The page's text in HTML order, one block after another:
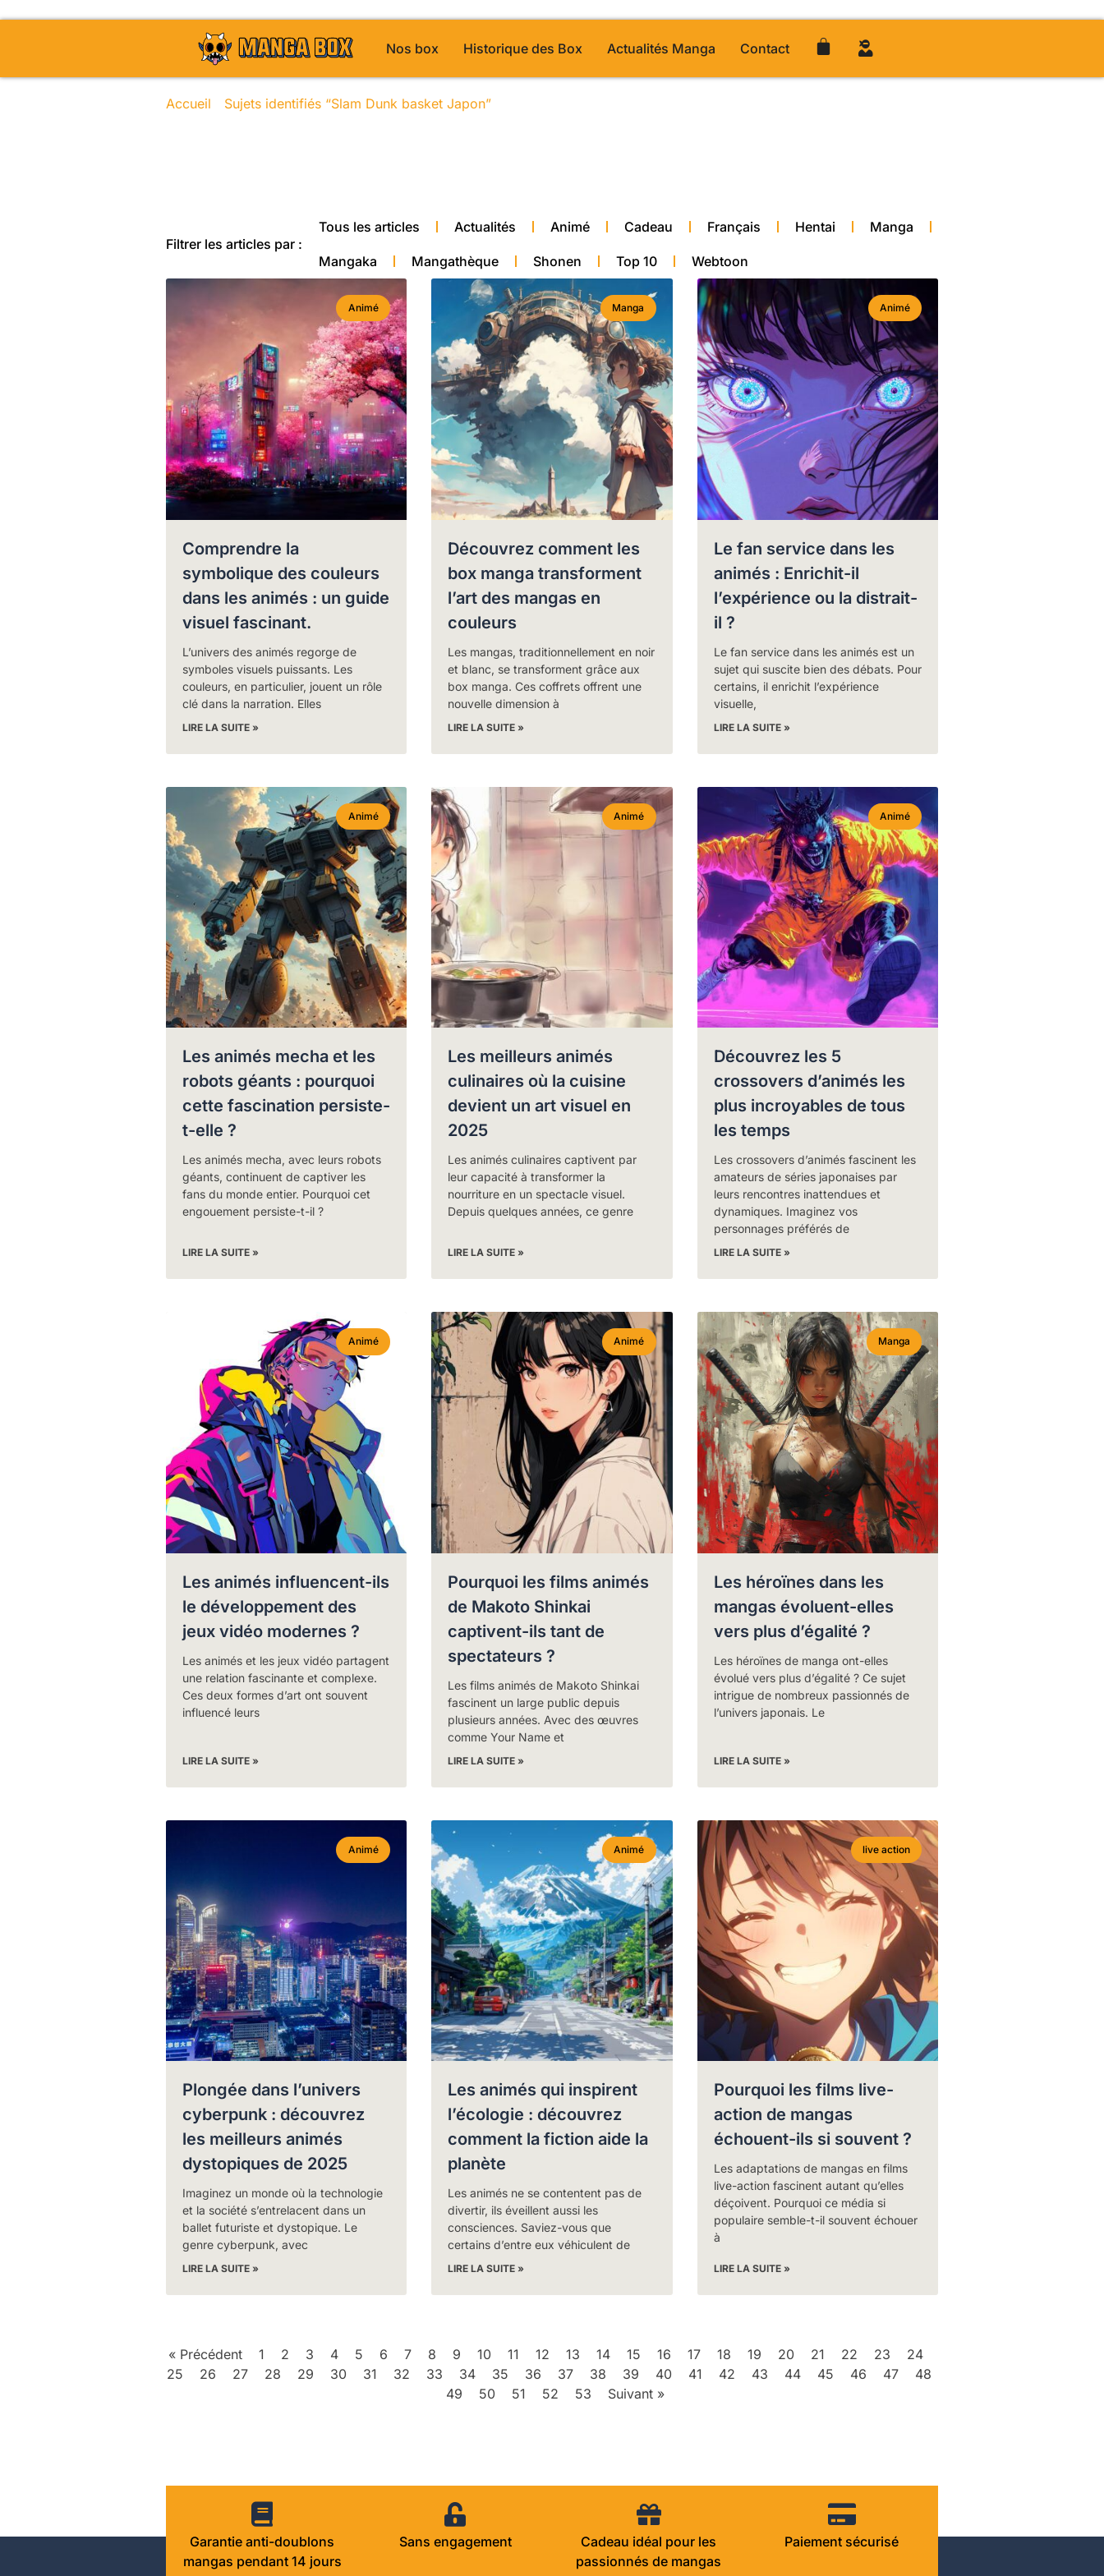
Nos box Historique des Box Actualités Manga Contact
Accueil Sujets identifiés “Slam Dunk basket Japon”/ Page 32
Filtrer les articles par :
Tous les articles Actualités Animé Cadeau Français Hentai Manga
Mangaka Mangathèque Shonen Top 10 Webtoon
Animé
Comprendre la
symbolique des couleurs
dans les animés : un guide
visuel fascinant.
L’univers des animés regorge de
symboles visuels puissants. Les
couleurs, en particulier, jouent un rôle
clé dans la narration. Elles
LIRE LA SUITE »
Manga
Découvrez comment les
box manga transforment
l’art des mangas en
couleurs
Les mangas, traditionnellement en noir
et blanc, se transforment grâce aux
box manga. Ces coffrets offrent une
nouvelle dimension à
LIRE LA SUITE »
Animé
Le fan service dans les
animés : Enrichit-il
l’expérience ou la distrait-
il ?
Le fan service dans les animés est un
sujet qui suscite bien des débats. Pour
certains, il enrichit l’expérience
visuelle,
LIRE LA SUITE »
Animé
Les animés mecha et les
robots géants : pourquoi
cette fascination persiste-
t-elle ?
Les animés mecha, avec leurs robots
géants, continuent de captiver les
fans du monde entier. Pourquoi cet
engouement persiste-t-il ?
LIRE LA SUITE »
Animé
Les meilleurs animés
culinaires où la cuisine
devient un art visuel en
2025
Les animés culinaires captivent par
leur capacité à transformer la
nourriture en un spectacle visuel.
Depuis quelques années, ce genre
LIRE LA SUITE »
Animé
Découvrez les 5
crossovers d’animés les
plus incroyables de tous
les temps
Les crossovers d’animés fascinent les
amateurs de séries japonaises par
leurs rencontres inattendues et
dynamiques. Imaginez vos
personnages préférés de
LIRE LA SUITE »
Animé
Les animés influencent-ils
le développement des
jeux vidéo modernes ?
Les animés et les jeux vidéo partagent
une relation fascinante et complexe.
Ces deux formes d’art ont souvent
influencé leurs
LIRE LA SUITE »
Animé
Pourquoi les films animés
de Makoto Shinkai
captivent-ils tant de
spectateurs ?
Les films animés de Makoto Shinkai
fascinent un large public depuis
plusieurs années. Avec des œuvres
comme Your Name et
LIRE LA SUITE »
Manga
Les héroïnes dans les
mangas évoluent-elles
vers plus d’égalité ?
Les héroïnes de manga ont-elles
évolué vers plus d’égalité ? Ce sujet
intrigue de nombreux passionnés de
l’univers japonais. Le
LIRE LA SUITE »
Animé
Plongée dans l’univers
cyberpunk : découvrez
les meilleurs animés
dystopiques de 2025
Imaginez un monde où la technologie
et la société s’entrelacent dans un
ballet futuriste et dystopique. Le
genre cyberpunk, avec
LIRE LA SUITE »
Animé
Les animés qui inspirent
l’écologie : découvrez
comment la fiction aide la
planète
Les animés ne se contentent pas de
divertir, ils éveillent aussi les
consciences. Saviez-vous que
certains d’entre eux véhiculent de
LIRE LA SUITE »
live action
Pourquoi les films live-
action de mangas
échouent-ils si souvent ?
Les adaptations de mangas en films
live-action fascinent autant qu’elles
déçoivent. Pourquoi ce média si
populaire semble-t-il souvent échouer
à
LIRE LA SUITE »
« Précédent 1 2 3 4 5 6 7 8 9 10 11 12 13 14 15 16 17 18 19 20 21 22 23
24
25
26 27 28 29 30 31 32 33 34 35 36 37 38 39 40 41 42 43 44 45 46 47
48
49
50 51 52 53 Suivant »
Garantie anti-doublons
mangas pendant 14 jours
Sans engagement
Cadeau idéal pour les
passionnés de mangas
Paiement sécurisé